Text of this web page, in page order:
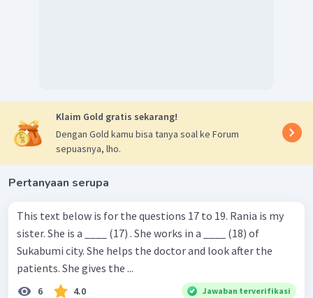
Klaim Gold gratis sekarang!
Dengan Gold kamu bisa tanya soal ke Forum
sepuasnya, lho.
Pertanyaan serupa
This text below is for the questions 17 to 19. Rania is my
sister. She is a ____ (17) . She works in a ____ (18) of
Sukabumi city. She helps the doctor and look after the
patients. She gives the ...
6 4.0 Jawaban terverifikasi